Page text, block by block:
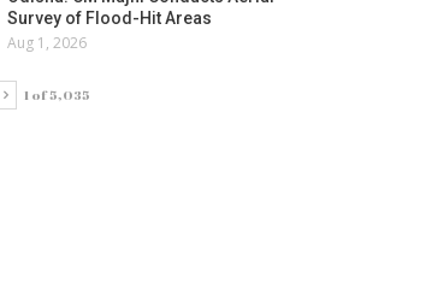
Survey of Flood-Hit Areas
Aug 1, 2026
1 of 5,035